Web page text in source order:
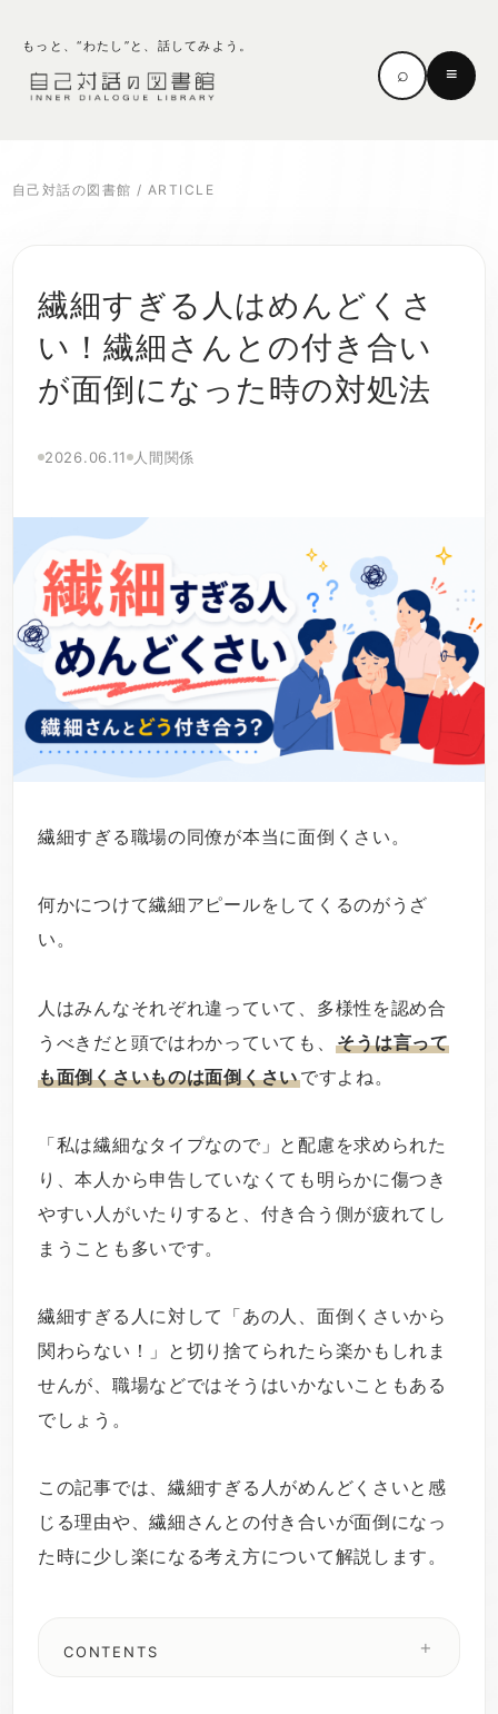
もっと、“わたし”と、話してみよう。
⌕ ≡
自己対話の図書館 / ARTICLE
繊細すぎる人はめんどくさ
い！繊細さんとの付き合い
が面倒になった時の対処法
2026.06.11 人間関係
繊細すぎる職場の同僚が本当に面倒くさい。
何かにつけて繊細アピールをしてくるのがうざ
い。
人はみんなそれぞれ違っていて、多様性を認め合
うべきだと頭ではわかっていても、 そうは言って
も面倒くさいものは面倒くさいですよね。
「私は繊細なタイプなので」と配慮を求められた
り、本人から申告していなくても明らかに傷つき
やすい人がいたりすると、付き合う側が疲れてし
まうことも多いです。
繊細すぎる人に対して「あの人、面倒くさいから
関わらない！」と切り捨てられたら楽かもしれま
せんが、職場などではそうはいかないこともある
でしょう。
この記事では、繊細すぎる人がめんどくさいと感
じる理由や、繊細さんとの付き合いが面倒になっ
た時に少し楽になる考え方について解説します。
CONTENTS